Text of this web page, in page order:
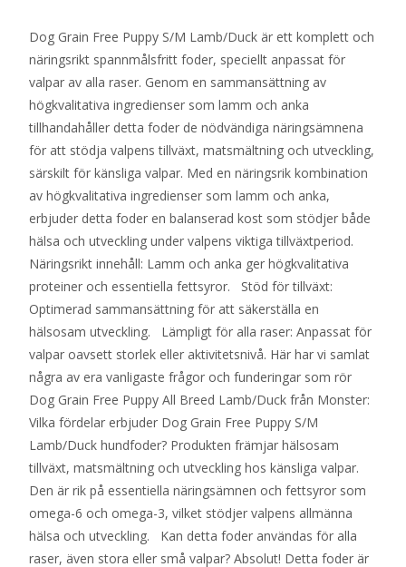
Dog Grain Free Puppy S/M Lamb/Duck är ett komplett och
näringsrikt spannmålsfritt foder, speciellt anpassat för
valpar av alla raser. Genom en sammansättning av
högkvalitativa ingredienser som lamm och anka
tillhandahåller detta foder de nödvändiga näringsämnena
för att stödja valpens tillväxt, matsmältning och utveckling,
särskilt för känsliga valpar. Med en näringsrik kombination
av högkvalitativa ingredienser som lamm och anka,
erbjuder detta foder en balanserad kost som stödjer både
hälsa och utveckling under valpens viktiga tillväxtperiod.
Näringsrikt innehåll: Lamm och anka ger högkvalitativa
proteiner och essentiella fettsyror. Stöd för tillväxt:
Optimerad sammansättning för att säkerställa en
hälsosam utveckling. Lämpligt för alla raser: Anpassat för
valpar oavsett storlek eller aktivitetsnivå. Här har vi samlat
några av era vanligaste frågor och funderingar som rör
Dog Grain Free Puppy All Breed Lamb/Duck från Monster:
Vilka fördelar erbjuder Dog Grain Free Puppy S/M
Lamb/Duck hundfoder? Produkten främjar hälsosam
tillväxt, matsmältning och utveckling hos känsliga valpar.
Den är rik på essentiella näringsämnen och fettsyror som
omega-6 och omega-3, vilket stödjer valpens allmänna
hälsa och utveckling. Kan detta foder användas för alla
raser, även stora eller små valpar? Absolut! Detta foder är